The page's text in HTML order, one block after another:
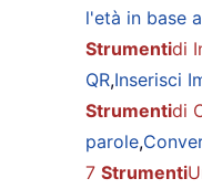
l'età in base
Strumentidi
QR,Inserisci
Strumentidi
parole,
7 Strumenti